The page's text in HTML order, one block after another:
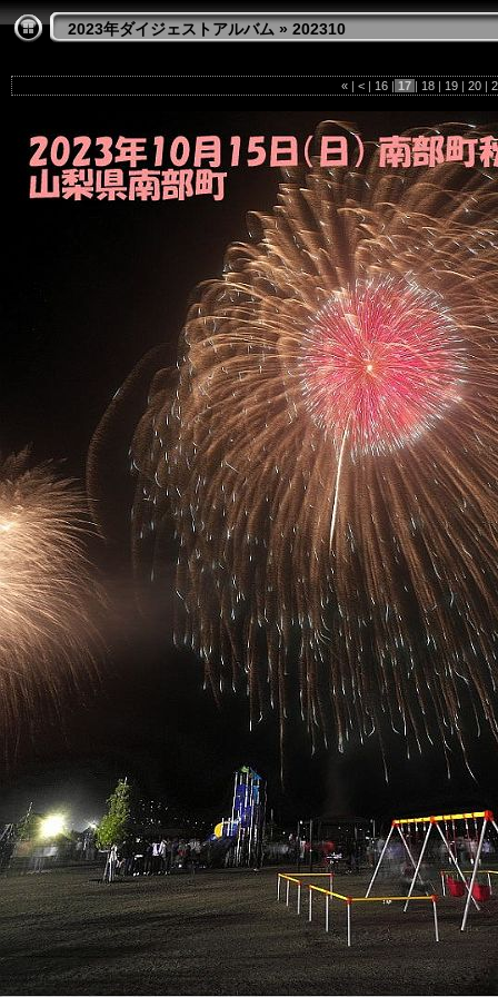
2023年ダイジェストアルバム » 202310
« | < | 16 | 17 | 18 | 19 | 20 |